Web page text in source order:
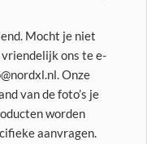
Mocht je niet
ons te e-
Onze
van de foto’s je
worden
aanvragen.